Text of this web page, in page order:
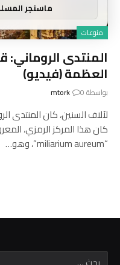
منوعات
المنتدى الروماني:
العظمة (فيديو)
بواسطة mtork 0
لآلاف السنين، كان المنتدى
“miliarium aureum”، وهو…
ماسنجر